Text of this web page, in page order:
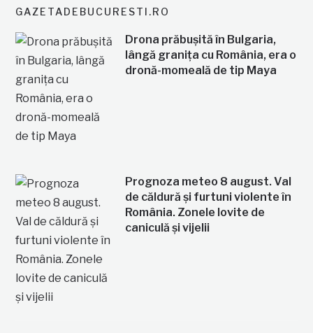
GAZETADEBUCURESTI.RO
Drona prăbușită în Bulgaria,
lângă granița cu România, era o
dronă-momeală de tip Maya
Prognoza meteo 8 august. Val
de căldură și furtuni violente în
România. Zonele lovite de
caniculă și vijelii